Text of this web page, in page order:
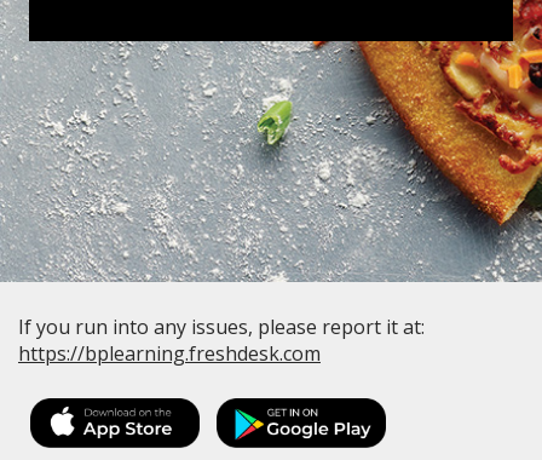
If you run into any issues, please report it at:
https://bplearning.freshdesk.com